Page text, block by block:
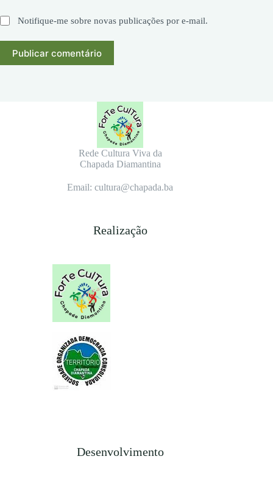
Notifique-me sobre novas publicações por e-mail.
Publicar comentário
Rede Cultura Viva da
Chapada Diamantina
Email: cultura@chapada.ba
Realização
Desenvolvimento